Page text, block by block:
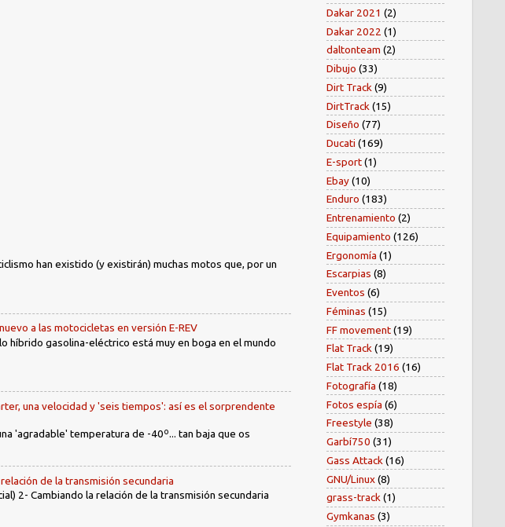
han existido (y existirán) muchas motos que, por un
a las motocicletas en versión E-REV
híbrido gasolina-eléctrico está muy en boga en el mundo
una velocidad y 'seis tiempos': así es el sorprendente
'agradable' temperatura de -40º... tan baja que os
de la transmisión secundaria
2- Cambiando la relación de la transmisión secundaria
Dakar 2021 (2)
Dakar 2022 (1)
daltonteam (2)
Dibujo (33)
Dirt Track (9)
DirtTrack (15)
Diseño (77)
Ducati (169)
E-sport(1)
Ebay(10)
Enduro (183)
Entrenamiento (2)
Equipamiento (126)
Ergonomía (1)
Escarpias (8)
Eventos (6)
Féminas (15)
FF movement(19)
Flat Track(19)
Flat Track 2016 (16)
Fotografía (18)
Fotos espía (6)
Freestyle (38)
Garbí750 (31)
Gass Attack (16)
GNU/Linux(8)
grass-track(1)
Gymkanas (3)